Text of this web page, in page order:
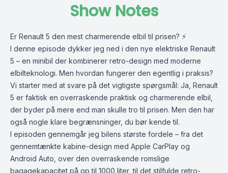
Show Notes
Er Renault 5 den mest charmerende elbil til prisen? ⚡
I denne episode dykker jeg ned i den nye elektriske Renault
5 – en minibil der kombinerer retro-design med moderne
elbilteknologi. Men hvordan fungerer den egentlig i praksis?
Vi starter med at svare på det vigtigste spørgsmål: Ja, Renault
5 er faktisk en overraskende praktisk og charmerende elbil,
der byder på mere end man skulle tro til prisen. Men den har
også nogle klare begrænsninger, du bør kende til.
I episoden gennemgår jeg bilens største fordele – fra det
gennemtænkte kabine-design med Apple CarPlay og
Android Auto, over den overraskende romslige
bagagekapacitet på op til 1000 liter, til det stilfulde retro-